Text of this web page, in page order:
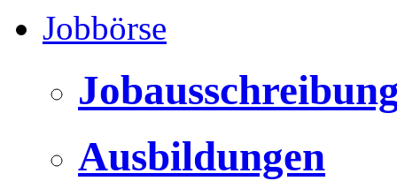
Jobbörse
Ausbildungen